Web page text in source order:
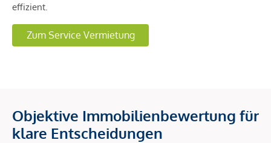
effizient.
Zum Service Vermietung
Objektive Immobilienbewertung für
klare Entscheidungen